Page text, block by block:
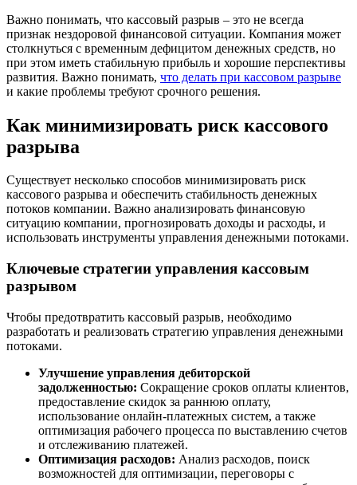
Важно понимать, что кассовый разрыв – это не всегда
признак нездоровой финансовой ситуации. Компания может
столкнуться с временным дефицитом денежных средств, но
при этом иметь стабильную прибыль и хорошие перспективы
развития. Важно понимать, что делать при кассовом разрыве
и какие проблемы требуют срочного решения.
Как минимизировать риск кассового
разрыва
Существует несколько способов минимизировать риск
кассового разрыва и обеспечить стабильность денежных
потоков компании. Важно анализировать финансовую
ситуацию компании, прогнозировать доходы и расходы, и
использовать инструменты управления денежными потоками.
Ключевые стратегии управления кассовым
разрывом
Чтобы предотвратить кассовый разрыв, необходимо
разработать и реализовать стратегию управления денежными
потоками.
Улучшение управления дебиторской
задолженностью: Сокращение сроков оплаты клиентов,
предоставление скидок за раннюю оплату,
использование онлайн-платежных систем, а также
оптимизация рабочего процесса по выставлению счетов
и отслеживанию платежей.
Оптимизация расходов: Анализ расходов, поиск
возможностей для оптимизации, переговоры с